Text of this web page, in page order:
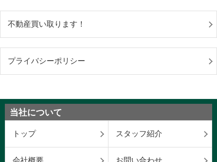
不動産買い取ります！
プライバシーポリシー
当社について
トップ スタッフ紹介
会社概要 お問い合わせ